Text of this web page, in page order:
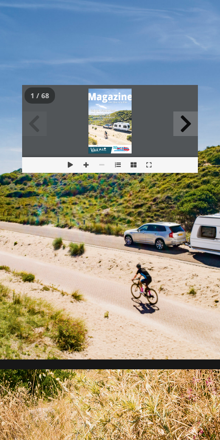
1 / 68